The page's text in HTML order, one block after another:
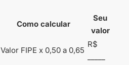
Como calcular
Seu
valor
Valor FIPE x 0,50 a 0,65
R$